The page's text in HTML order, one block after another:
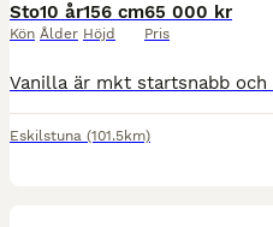
Sto
Kön
10 år
Ålder
156 cm
Höjd
65 000 kr
Pris
Eskilstuna (101.5km)